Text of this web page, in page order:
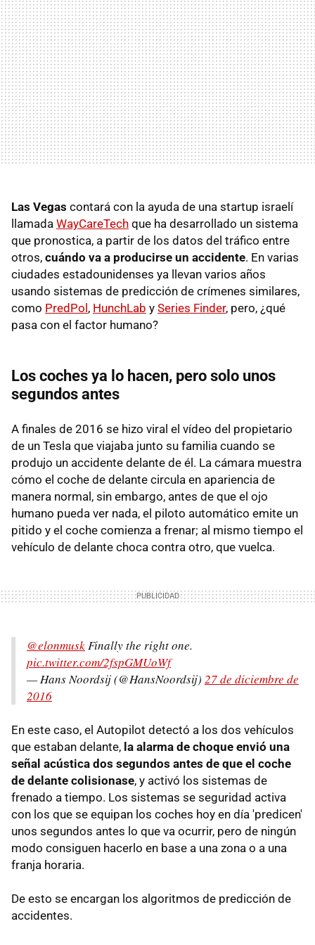
Las Vegas contará con la ayuda de una startup israelí
llamada WayCareTech que ha desarrollado un sistema
que pronostica, a partir de los datos del tráfico entre
otros, cuándo va a producirse un accidente. En varias
ciudades estadounidenses ya llevan varios años
usando sistemas de predicción de crímenes similares,
como PredPol, HunchLab y Series Finder, pero, ¿qué
pasa con el factor humano?
Los coches ya lo hacen, pero solo unos
segundos antes
A finales de 2016 se hizo viral el vídeo del propietario
de un Tesla que viajaba junto su familia cuando se
produjo un accidente delante de él. La cámara muestra
cómo el coche de delante circula en apariencia de
manera normal, sin embargo, antes de que el ojo
humano pueda ver nada, el piloto automático emite un
pitido y el coche comienza a frenar; al mismo tiempo el
vehículo de delante choca contra otro, que vuelca.
@elonmuskFinally the right one.
pic.twitter.com/2fspGMUoWf
— Hans Noordsij (@HansNoordsij) 27 de diciembre de
2016
En este caso, el Autopilot detectó a los dos vehículos
que estaban delante, la alarma de choque envió una
señal acústica dos segundos antes de que el coche
de delante colisionase, y activó los sistemas de
frenado a tiempo. Los sistemas se seguridad activa
con los que se equipan los coches hoy en día 'predicen'
unos segundos antes lo que va ocurrir, pero de ningún
modo consiguen hacerlo en base a una zona o a una
franja horaria.
De esto se encargan los algoritmos de predicción de
accidentes.